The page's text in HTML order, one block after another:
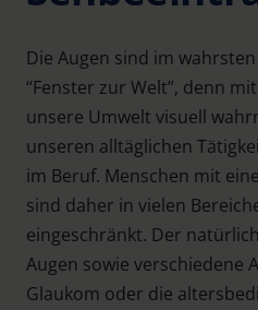
Die Augen sind im
“Fenster zur Welt”, denn
unsere Umwelt visuell
unseren alltäglichen
im Beruf. Menschen mit
sind daher in vielen
eingeschränkt. Der
Augen sowie verschiedene
Glaukom oder die